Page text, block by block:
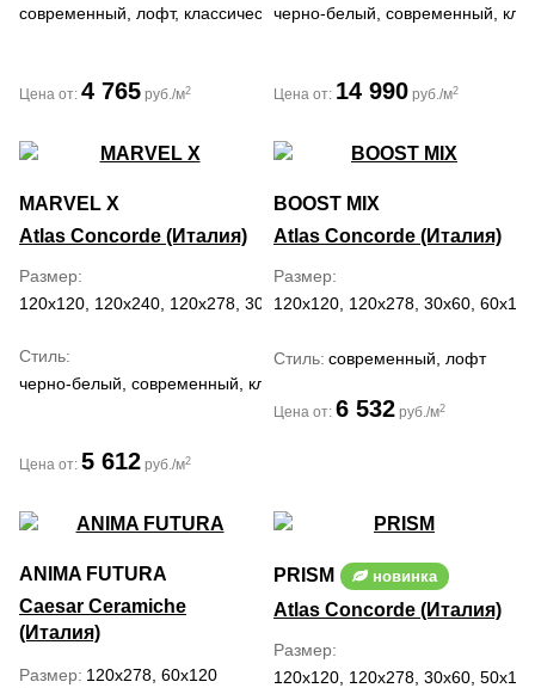
современный, лофт, классический, средиземноморский
Цена от: 4 765 руб./м2
черно-белый, современный,
Цена от: 14 990 руб./м2
MARVEL X
Atlas Concorde (Италия)
Размер
120x120, 120x240, 120x278, 30x60, 60x120, 60x60, 75x150, 75x75
Стиль
черно-белый, современный, классический, средиземноморский
Цена от: 5 612 руб./м2
BOOST MIX
Atlas Concorde (Италия)
Размер
120x120, 120x278, 30x60,
Стиль современный, лофт
Цена от: 6 532 руб./м2
ANIMA FUTURA
Caesar Ceramiche
(Италия)
Размер 120x278, 60x120
PRISM новинка
Atlas Concorde (Италия)
Размер
120x120, 120x278, 30x60,